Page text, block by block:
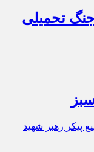
تحمیلی